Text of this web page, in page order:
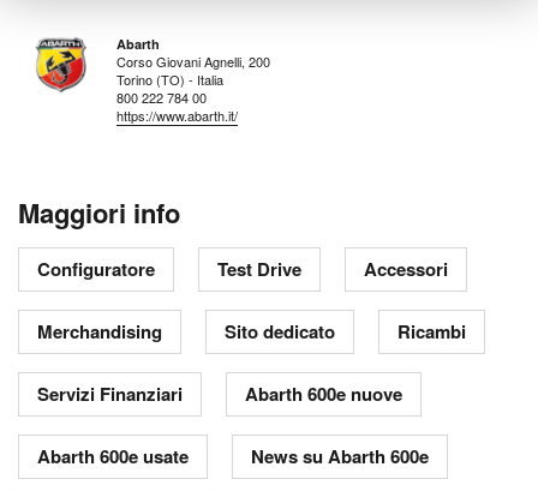
Abarth
Corso Giovani Agnelli, 200
Torino (TO) - Italia
800 222 784 00
https://www.abarth.it/
Maggiori info
Configuratore Test Drive Accessori
Merchandising Sito dedicato Ricambi
Servizi Finanziari Abarth 600e nuove
Abarth 600e usate News su Abarth 600e